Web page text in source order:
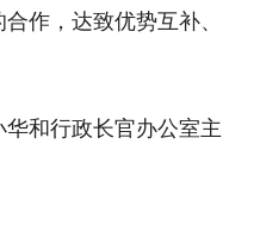
作，达致优势互补、
和行政长官办公室主